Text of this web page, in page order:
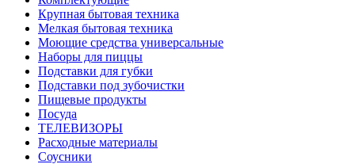
Крупная бытовая техника
Мелкая бытовая техника
Моющие средства универсальные
Наборы для пиццы
Подставки для губки
Подставки под зубочистки
Пищевые продукты
Посуда
ТЕЛЕВИЗОРЫ
Расходные материалы
Соусники